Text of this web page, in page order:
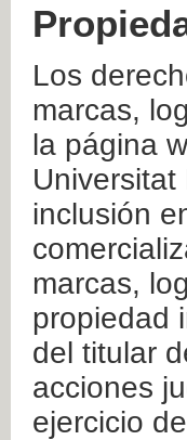
Los
marcas,
la página
inclusión
marcas,
propiedad
del titular
acciones
ejercicio